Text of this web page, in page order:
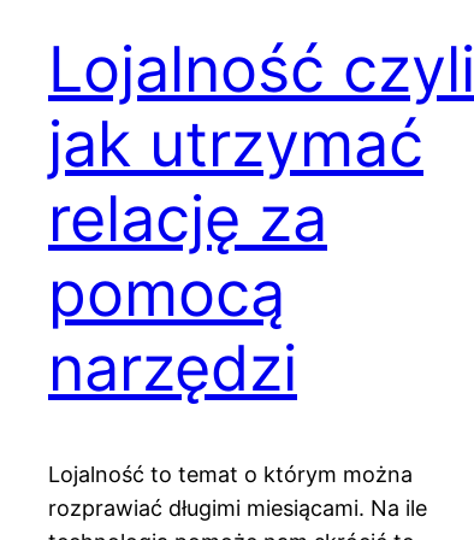
Lojalność czyli
jak utrzymać
relację za
pomocą
narzędzi
Lojalność to temat o którym można
rozprawiać długimi miesiącami. Na ile